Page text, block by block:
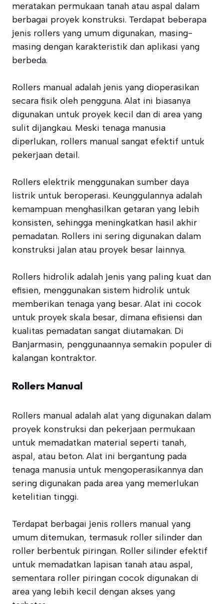
meratakan permukaan tanah atau aspal dalam
berbagai proyek konstruksi. Terdapat beberapa
jenis rollers yang umum digunakan, masing-
masing dengan karakteristik dan aplikasi yang
berbeda.
Rollers manual adalah jenis yang dioperasikan
secara fisik oleh pengguna. Alat ini biasanya
digunakan untuk proyek kecil dan di area yang
sulit dijangkau. Meski tenaga manusia
diperlukan, rollers manual sangat efektif untuk
pekerjaan detail.
Rollers elektrik menggunakan sumber daya
listrik untuk beroperasi. Keunggulannya adalah
kemampuan menghasilkan getaran yang lebih
konsisten, sehingga meningkatkan hasil akhir
pemadatan. Rollers ini sering digunakan dalam
konstruksi jalan atau proyek besar lainnya.
Rollers hidrolik adalah jenis yang paling kuat dan
efisien, menggunakan sistem hidrolik untuk
memberikan tenaga yang besar. Alat ini cocok
untuk proyek skala besar, dimana efisiensi dan
kualitas pemadatan sangat diutamakan. Di
Banjarmasin, penggunaannya semakin populer di
kalangan kontraktor.
Rollers Manual
Rollers manual adalah alat yang digunakan dalam
proyek konstruksi dan pekerjaan permukaan
untuk memadatkan material seperti tanah,
aspal, atau beton. Alat ini bergantung pada
tenaga manusia untuk mengoperasikannya dan
sering digunakan pada area yang memerlukan
ketelitian tinggi.
Terdapat berbagai jenis rollers manual yang
umum ditemukan, termasuk roller silinder dan
roller berbentuk piringan. Roller silinder efektif
untuk memadatkan lapisan tanah atau aspal,
sementara roller piringan cocok digunakan di
area yang lebih kecil dengan akses yang